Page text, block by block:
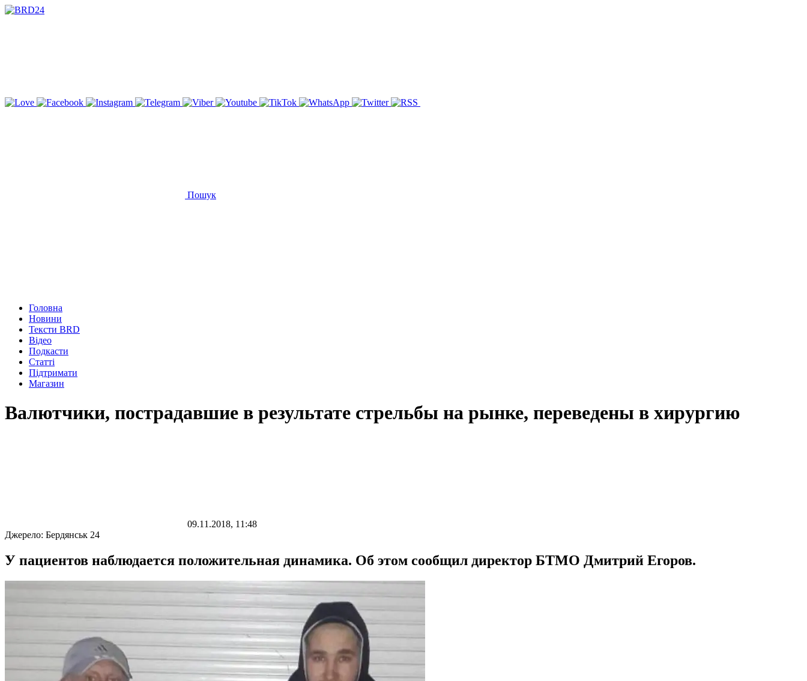
Пошук
Головна
Новини
Тексти BRD
Відео
Подкасти
Статті
Підтримати
Магазин
Валютчики, пострадавшие в результате стрельбы на рынке, переведены в хирургию
09.11.2018, 11:48
Джерело: Бердянськ 24
У пациентов наблюдается положительная динамика. Об этом сообщил директор БТМО Дмитрий Егоров.